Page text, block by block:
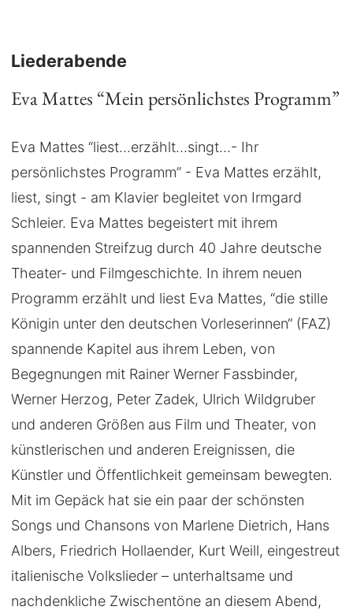
Liederabende
Eva Mattes “Mein persönlichstes Programm”
Eva Mattes “liest...erzählt...singt...- Ihr
persönlichstes Programm” - Eva Mattes erzählt,
liest, singt - am Klavier begleitet von Irmgard
Schleier. Eva Mattes begeistert mit ihrem
spannenden Streifzug durch 40 Jahre deutsche
Theater- und Filmgeschichte. In ihrem neuen
Programm erzählt und liest Eva Mattes, “die stille
Königin unter den deutschen Vorleserinnen“ (FAZ)
spannende Kapitel aus ihrem Leben, von
Begegnungen mit Rainer Werner Fassbinder,
Werner Herzog, Peter Zadek, Ulrich Wildgruber
und anderen Größen aus Film und Theater, von
künstlerischen und anderen Ereignissen, die
Künstler und Öffentlichkeit gemeinsam bewegten.
Mit im Gepäck hat sie ein paar der schönsten
Songs und Chansons von Marlene Dietrich, Hans
Albers, Friedrich Hollaender, Kurt Weill, eingestreut
italienische Volkslieder – unterhaltsame und
nachdenkliche Zwischentöne an diesem Abend,